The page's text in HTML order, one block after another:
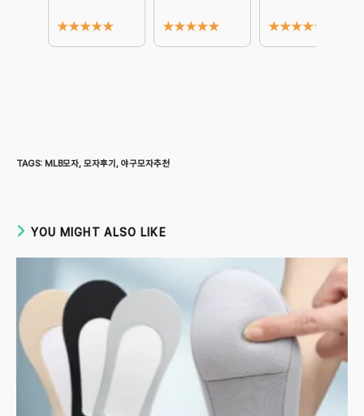
★★★★★ ★★★★★ ★★★★★
TAGS: MLB모자, 모자후기 , 야구모자추천
YOU MIGHT ALSO LIKE